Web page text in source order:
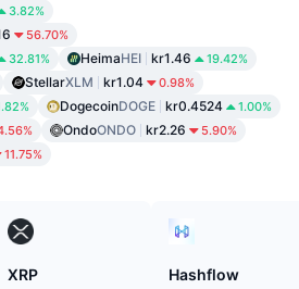
3.82%
56.70%
32.81% HeimaHEI kr1.46 19.42%
StellarXLM kr1.04 0.98%
DogecoinDOGE kr0.4524 1.00%
OndoONDO kr2.26 5.90%
11.75%
XRP
Hashflow